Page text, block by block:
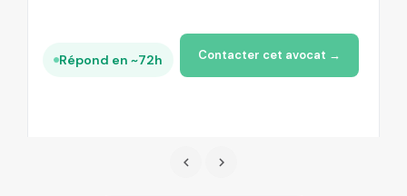
Répond en ~72h Contacter cet avocat →